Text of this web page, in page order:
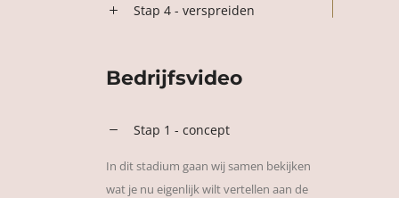
Stap 4 - verspreiden
Bedrijfsvideo
Stap 1 - concept
In dit stadium gaan wij samen bekijken
wat je nu eigenlijk wilt vertellen aan de